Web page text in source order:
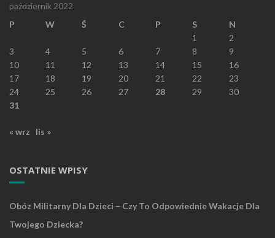
październik 2022
P
W Ś C P S
N
1
2
3
4 5 6 7 8
9
10
11 12 13 14 15
16
17
18 19 20 21 22
23
24
25 26 27 28 29
30
31
« wrz lis »
OSTATNIE WPISY
Obóz Militarny Dla Dzieci – Czy To Odpowiednie Wakacje Dla
Twojego Dziecka?